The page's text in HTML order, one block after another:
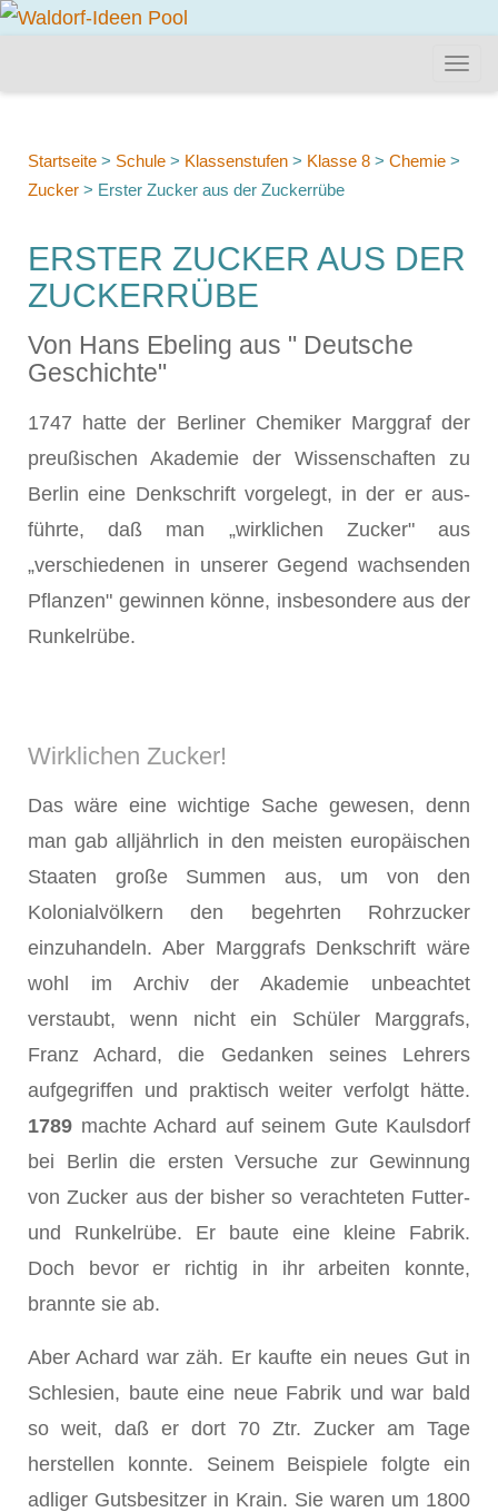
Startseite > Schule > Klassenstufen > Klasse 8 > Chemie >
Zucker > Erster Zucker aus der Zuckerrübe
ERSTER ZUCKER AUS DER
ZUCKERRÜBE
Von Hans Ebeling aus " Deutsche
Geschichte"
1747 hatte der Berliner Chemiker Marggraf der
preußischen Akademie der Wissenschaften zu
Berlin eine Denkschrift vorgelegt, in der er aus­
führte, daß man „wirklichen Zucker" aus
„verschiedenen in unserer Gegend wachsenden
Pflanzen" gewinnen könne, insbesondere aus der
Runkelrübe.
Wirklichen Zucker!
Das wäre eine wichtige Sache gewesen, denn
man gab alljährlich in den meisten europäischen
Staaten große Summen aus, um von den
Kolonialvölkern den begehrten Rohrzucker
einzuhandeln. Aber Marggrafs Denkschrift wäre
wohl im Archiv der Akademie unbeachtet
verstaubt, wenn nicht ein Schüler Marggrafs,
Franz Achard, die Gedanken seines Lehrers
aufgegriffen und praktisch weiter verfolgt hätte.
1789 machte Achard auf seinem Gute Kaulsdorf
bei Berlin die ersten Versuche zur Gewinnung
von Zucker aus der bisher so verachteten Futter-
und Runkelrübe. Er baute eine kleine Fabrik.
Doch bevor er richtig in ihr ar­beiten konnte,
brannte sie ab.
Aber Achard war zäh. Er kaufte ein neues Gut in
Schlesien, baute eine neue Fabrik und war bald
so weit, daß er dort 70 Ztr. Zucker am Tage
herstellen konnte. Seinem Beispiele folgte ein
adliger Gutsbesitzer in Krain. Sie waren um 1800